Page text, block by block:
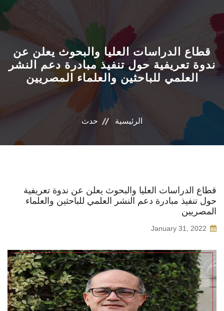
البرامج العامة
البرامج المتخصصة
اخرى
قطاع الدراسات العليا والبحوث يعلن عن
ندوة تعريفية حول تنفيذ مبادرة دعم النشر
العلمي للباحثين والعلماء المصريين
الرئيسية حدث
قطاع الدراسات العليا والبحوث يعلن عن ندوة تعريفية
حول تنفيذ مبادرة دعم النشر العلمي للباحثين والعلماء
المصريين
January 31, 2022